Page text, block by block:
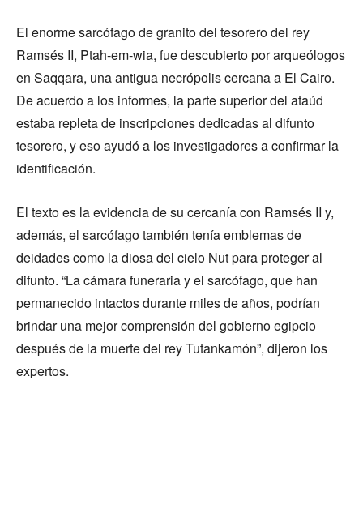
El enorme sarcófago de granito del tesorero del rey
Ramsés II, Ptah-em-wia, fue descubierto por arqueólogos
en Saqqara, una antigua necrópolis cercana a El Cairo.
De acuerdo a los informes, la parte superior del ataúd
estaba repleta de inscripciones dedicadas al difunto
tesorero, y eso ayudó a los investigadores a confirmar la
identificación.
El texto es la evidencia de su cercanía con Ramsés II y,
además, el sarcófago también tenía emblemas de
deidades como la diosa del cielo Nut para proteger al
difunto. “La cámara funeraria y el sarcófago, que han
permanecido intactos durante miles de años, podrían
brindar una mejor comprensión del gobierno egipcio
después de la muerte del rey Tutankamón”, dijeron los
expertos.